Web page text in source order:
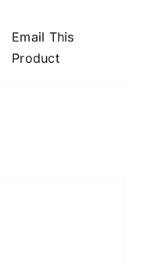
Email This
Product